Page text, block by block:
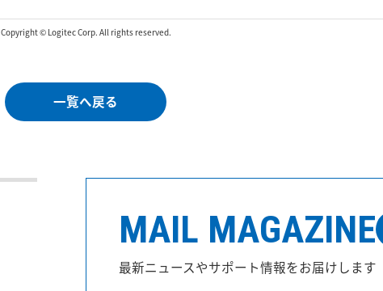
Copyright © Logitec Corp. All rights reserved.
一覧へ戻る
MAIL MAGAZINE
最新ニュースやサポート情報をお届けします